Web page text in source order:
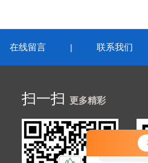
您好！
服务，
在线留言 | 联系我们
扫一扫 更多精彩